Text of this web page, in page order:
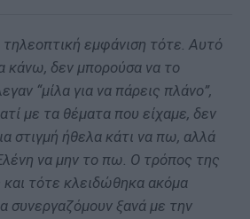
εμφάνιση τότε. Αυτό
κάνω, δεν μπορούσα να το
“μίλα για να πάρεις πλάνο”,
με τα θέματα που είχαμε, δεν
στιγμή ήθελα κάτι να πω, αλλά
να μην το πω. Ο τρόπος της
τότε κλειδώθηκα ακόμα
συνεργαζόμουν ξανά με την